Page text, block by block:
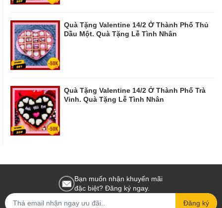
Quà Tặng Valentine 14/2 Ở Thành Phố Thủ
Dầu Một. Quà Tặng Lễ Tình Nhân
Quà Tặng Valentine 14/2 Ở Thành Phố Trà
Vinh. Quà Tặng Lễ Tình Nhân
Bạn muốn nhận khuyến mãi
đặc biệt? Đăng ký ngay.
Đăng ký